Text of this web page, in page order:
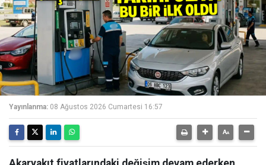
Yayınlanma: 08 Ağustos 2026 Cumartesi 16:57